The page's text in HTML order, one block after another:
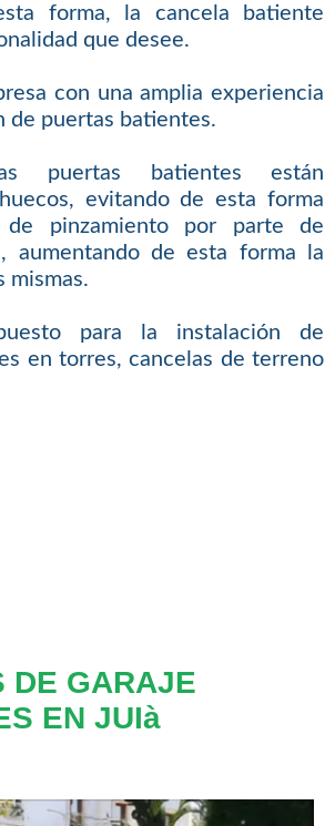
forma, la cancela batiente
que desee.
con una amplia experiencia
de puertas batientes.
puertas batientes están
evitando de esta forma
pinzamiento por parte de
aumentando de esta forma la
mismas.
para la instalación de
en torres, cancelas de terreno
DE GARAJE
EN JUIà